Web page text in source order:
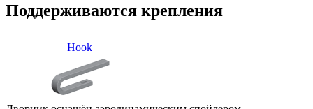
Поддерживаются крепления
Hook